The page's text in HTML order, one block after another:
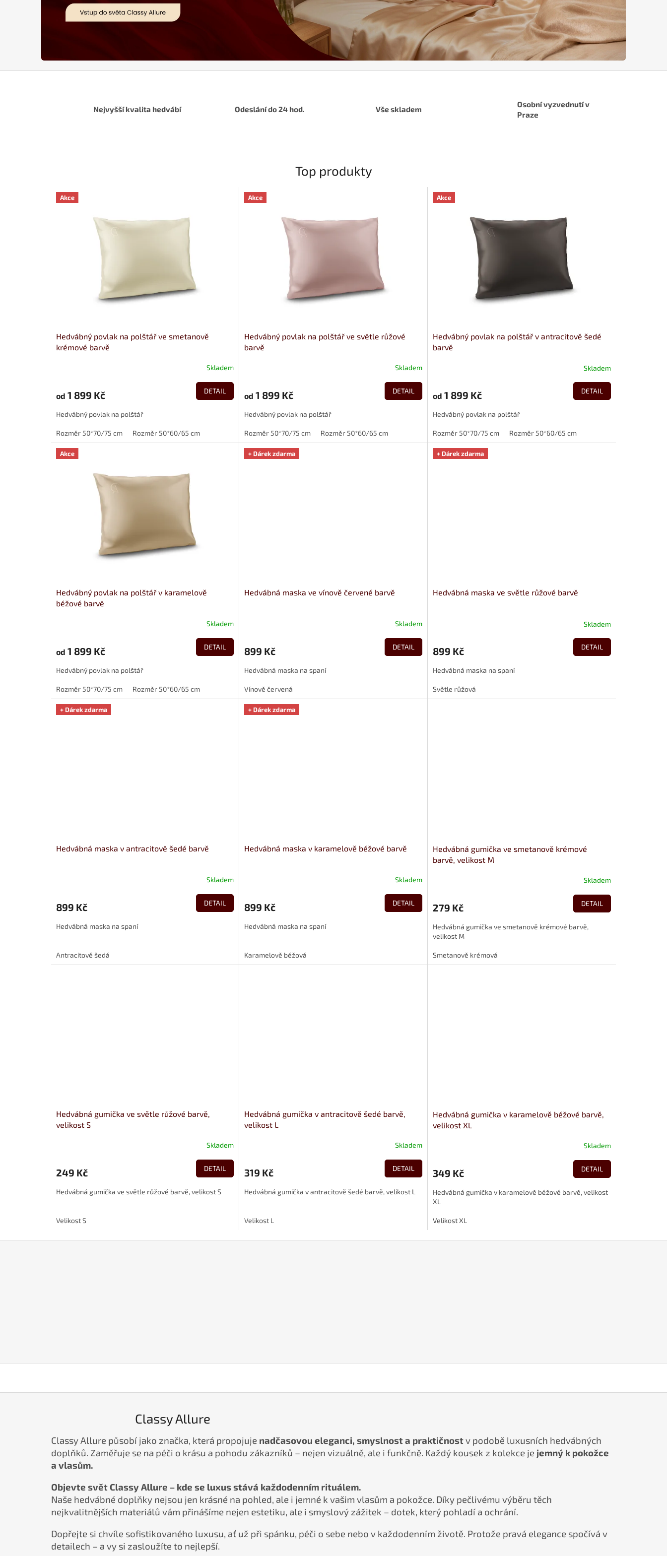
Nejvyšší kvalita hedvábí Odeslání do 24 hod. Vše skladem
Osobní vyzvednutí v
Praze
Top produkty
Akce
Hedvábný povlak na polštář ve smetanově
krémové barvě
Skladem
od 1 899 Kč DETAIL
Hedvábný povlak na polštář
Rozměr 50*70/75 cm Rozměr 50*60/65 cm
Akce
Hedvábný povlak na polštář ve světle růžové
barvě
Skladem
od 1 899 Kč DETAIL
Hedvábný povlak na polštář
Rozměr 50*70/75 cm Rozměr 50*60/65 cm
Akce
Hedvábný povlak na polštář v antracitově šedé
barvě
Skladem
od 1 899 Kč DETAIL
Hedvábný povlak na polštář
Rozměr 50*70/75 cm Rozměr 50*60/65 cm
Akce
Hedvábný povlak na polštář v karamelově
béžové barvě
Skladem
od 1 899 Kč DETAIL
Hedvábný povlak na polštář
Rozměr 50*70/75 cm Rozměr 50*60/65 cm
+ Dárek zdarma
Hedvábná maska ve vínově červené barvě
Skladem
899 Kč DETAIL
Hedvábná maska na spaní
Vínově červená
+ Dárek zdarma
Hedvábná maska ve světle růžové barvě
Skladem
899 Kč DETAIL
Hedvábná maska na spaní
Světle růžová
+ Dárek zdarma
Hedvábná maska v antracitově šedé barvě
Skladem
899 Kč DETAIL
Hedvábná maska na spaní
Antracitově šedá
+ Dárek zdarma
Hedvábná maska v karamelově béžové barvě
Skladem
899 Kč DETAIL
Hedvábná maska na spaní
Karamelově béžová
Hedvábná gumička ve smetanově krémové
barvě, velikost M
Skladem
279 Kč DETAIL
Hedvábná gumička ve smetanově krémové barvě,
velikost M
Smetanově krémová
Hedvábná gumička ve světle růžové barvě,
velikost S
Skladem
249 Kč DETAIL
Hedvábná gumička ve světle růžové barvě, velikost S
Velikost S
Hedvábná gumička v antracitově šedé barvě,
velikost L
Skladem
319 Kč DETAIL
Hedvábná gumička v antracitově šedé barvě, velikost L
Velikost L
Hedvábná gumička v karamelově béžové barvě,
velikost XL
Skladem
349 Kč DETAIL
Hedvábná gumička v karamelově béžové barvě, velikost
XL
Velikost XL
Classy Allure
Classy Allure působí jako značka, která propojuje nadčasovou eleganci, smyslnost a praktičnostv podobě luxusních hedvábných
doplňků. Zaměřuje se na péči o krásu a pohodu zákazníků – nejen vizuálně, ale i funkčně. Každý kousek z kolekce je jemný k pokožce
a vlasům.
Objevte svět Classy Allure – kde se luxus stává každodenním rituálem.
Naše hedvábné doplňky nejsou jen krásné na pohled, ale i jemné k vašim vlasům a pokožce. Díky pečlivému výběru těch
nejkvalitnějších materiálů vám přinášíme nejen estetiku, ale i smyslový zážitek – dotek, který pohladí a ochrání.
Dopřejte si chvíle sofistikovaného luxusu, ať už při spánku, péči o sebe nebo v každodenním životě. Protože pravá elegance spočívá v
detailech – a vy si zasloužíte to nejlepší.